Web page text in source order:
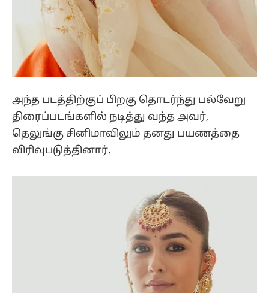
அந்த படத்திற்குப் பிறகு தொடர்ந்து பல்வேறு
திரைப்படங்களில் நடித்து வந்த அவர்,
தெலுங்கு சினிமாவிலும் தனது பயணத்தை
விரிவுபடுத்தினார்.